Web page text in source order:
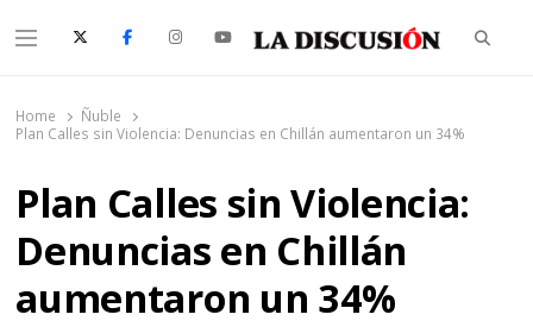
Menu
Home
Ñuble
Plan Calles sin Violencia: Denuncias en Chillán aumentaron un 34%
Plan Calles sin Violencia:
Denuncias en Chillán
aumentaron un 34%